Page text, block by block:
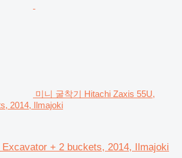
미니 굴착기 Hitachi Zaxis 55U,
2014, Ilmajoki
+ 2 buckets, 2014, Ilmajoki